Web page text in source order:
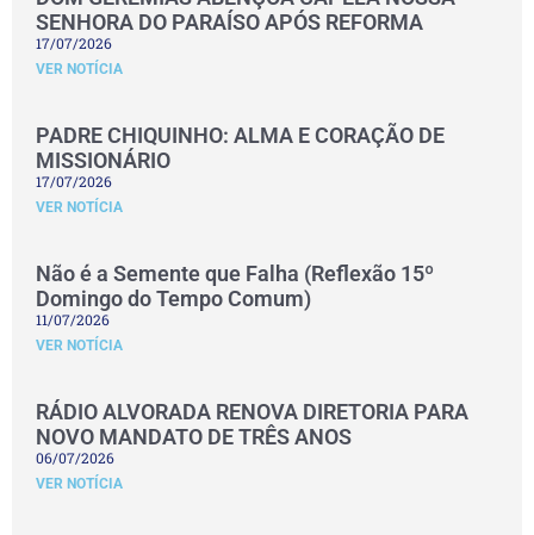
SENHORA DO PARAÍSO APÓS REFORMA
17/07/2026
VER NOTÍCIA
PADRE CHIQUINHO: ALMA E CORAÇÃO DE
MISSIONÁRIO
17/07/2026
VER NOTÍCIA
Não é a Semente que Falha (Reflexão 15º
Domingo do Tempo Comum)
11/07/2026
VER NOTÍCIA
RÁDIO ALVORADA RENOVA DIRETORIA PARA
NOVO MANDATO DE TRÊS ANOS
06/07/2026
VER NOTÍCIA